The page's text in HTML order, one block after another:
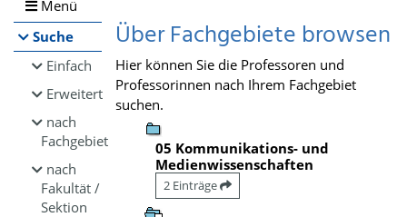
Menü
Suche
Einfach
Erweitert
nach
Fachgebiet
nach
Fakultät /
Sektion
Über Fachgebiete browsen
Hier können Sie die Professoren und
Professorinnen nach Ihrem Fachgebiet
suchen.
05 Kommunikations- und
Medienwissenschaften
2 Einträge